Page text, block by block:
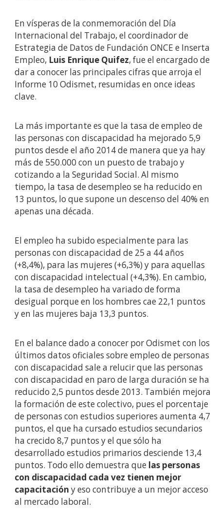
En vísperas de la conmemoración del Día
Internacional del Trabajo, el coordinador de
Estrategia de Datos de Fundación ONCE e Inserta
Empleo, Luis Enrique Quifez, fue el encargado de
dar a conocer las principales cifras que arroja el
Informe 10 Odismet, resumidas en once ideas
clave.
La más importante es que la tasa de empleo de
las personas con discapacidad ha mejorado 5,9
puntos desde el año 2014 de manera que ya hay
más de 550.000 con un puesto de trabajo y
cotizando a la Seguridad Social. Al mismo
tiempo, la tasa de desempleo se ha reducido en
13 puntos, lo que supone un descenso del 40% en
apenas una década.
El empleo ha subido especialmente para las
personas con discapacidad de 25 a 44 años
(+8,4%), para las mujeres (+6,3%) y para aquellas
con discapacidad intelectual (+4,3%). En cambio,
la tasa de desempleo ha variado de forma
desigual porque en los hombres cae 22,1 puntos
y en las mujeres baja 13,3 puntos.
En el balance dado a conocer por Odismet con los
últimos datos oficiales sobre empleo de personas
con discapacidad sale a relucir que las personas
con discapacidad en paro de larga duración se ha
reducido 2,5 puntos desde 2013. También mejora
la formación de este colectivo, pues el porcentaje
de personas con estudios superiores aumenta 4,7
puntos, el que ha cursado estudios secundarios
ha crecido 8,7 puntos y el que sólo ha
desarrollado estudios primarios desciende 13,4
puntos. Todo ello demuestra que las personas
con discapacidad cada vez tienen mejor
capacitación y eso contribuye a un mejor acceso
al mercado laboral.